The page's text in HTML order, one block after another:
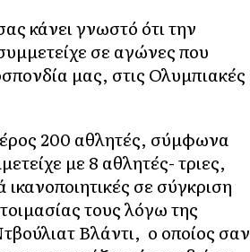
κάνει γνωστό ότι την
σε αγώνες που
μας, στις Ολυμπιακές
200 αθλητές, σύμφωνα
με 8 αθλητές- τριες,
σε σύγκριση
τους λόγω της
Βλάντι, ο οποίος σαν